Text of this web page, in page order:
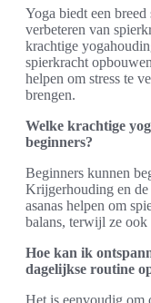
Yoga biedt een
verbeteren van
krachtige
spierkracht
helpen om stress te
brengen.
Welke krachtige
beginners?
Beginners kunnen
Krijgerhouding en
asanas helpen om
balans, terwijl ze ook
Hoe kan ik
dagelijkse routine
Het is eenvoudig om